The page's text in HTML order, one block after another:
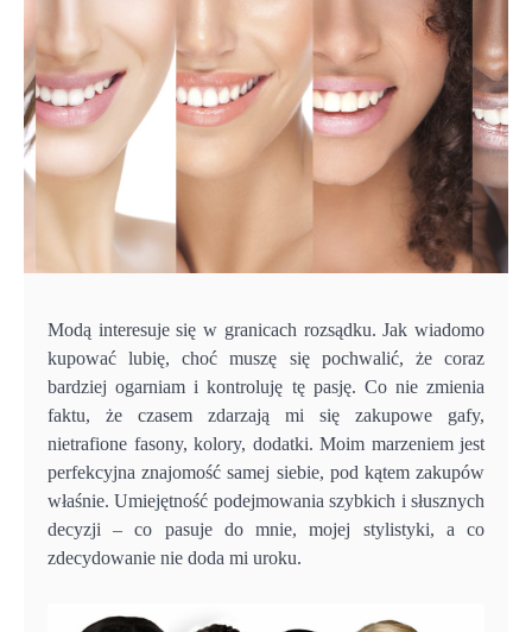
Modą interesuje się w granicach rozsądku. Jak wiadomo
kupować lubię, choć muszę się pochwalić, że coraz
bardziej ogarniam i kontroluję tę pasję. Co nie zmienia
faktu, że czasem zdarzają mi się zakupowe gafy,
nietrafione fasony, kolory, dodatki. Moim marzeniem jest
perfekcyjna znajomość samej siebie, pod kątem zakupów
właśnie. Umiejętność podejmowania szybkich i słusznych
decyzji – co pasuje do mnie, mojej stylistyki, a co
zdecydowanie nie doda mi uroku.